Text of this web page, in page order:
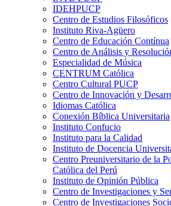
IDEHPUCP
Centro de Estudios Filosóficos
Instituto Riva-Agüero
Centro de Educación Contínua
Centro de Análisis y
Especialidad de Música
CENTRUM Católica
Centro Cultural PUCP
Centro de Innovación y
Idiomas Católica
Conexión Bíblica Universitaria
Instituto Confucio
Instituto para la Calidad
Instituto de Docencia
Centro Preuniversitario de la
Católica del Perú
Instituto de Opinión Pública
Centro de Investigaciones y
Centro de Investigaciones